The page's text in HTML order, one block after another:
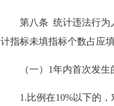
第八条 统计违法行为人
计指标未填指标个数占应
（一）1年内首次发生
1.比例在10%以下的，